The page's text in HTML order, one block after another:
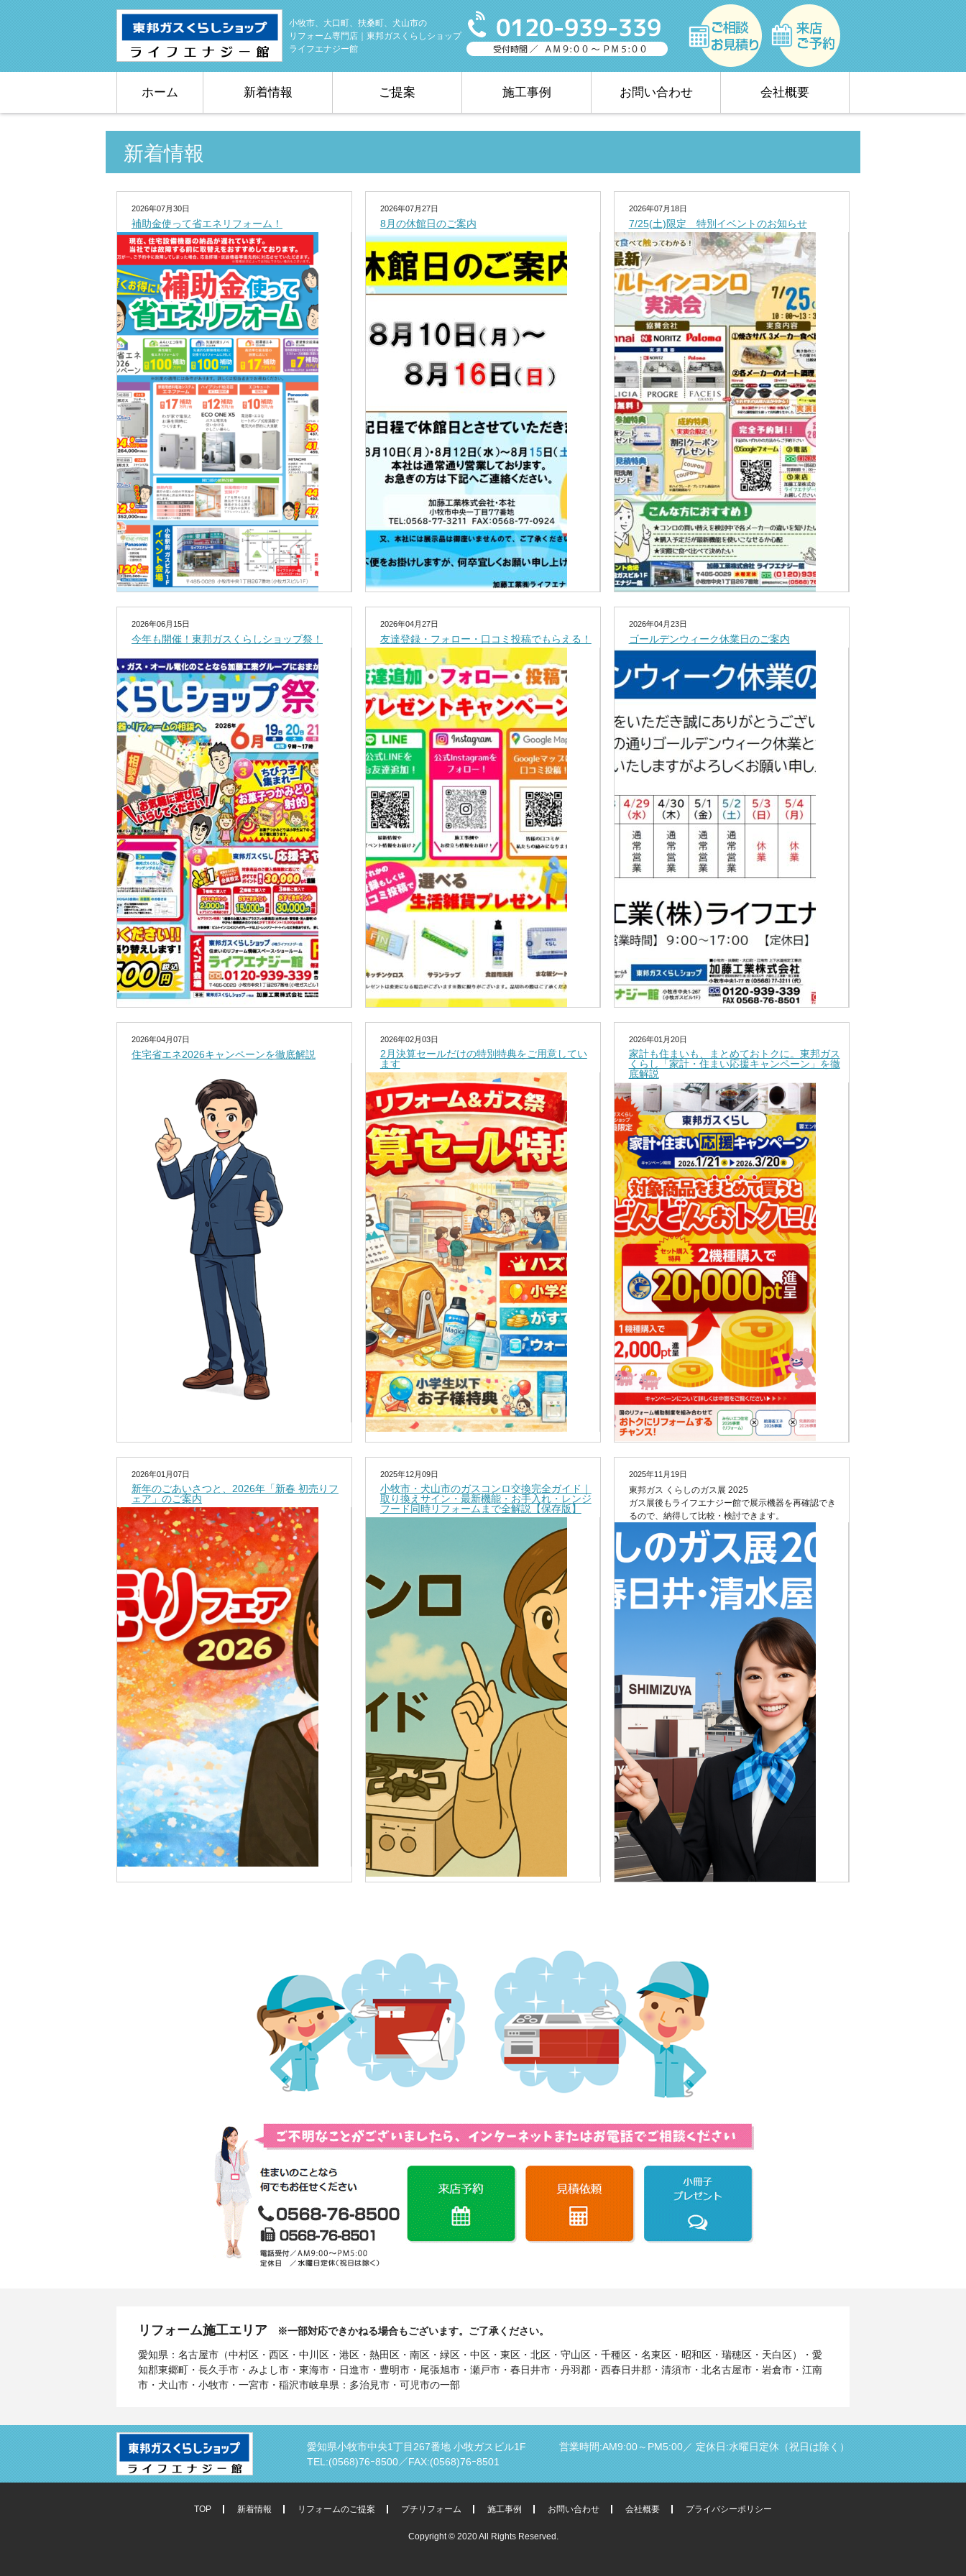
小牧市、大口町、扶桑町、犬山市の
リフォーム専門店｜東邦ガスくらしショップ
ライフエナジー館
ホーム 新着情報 ご提案 施工事例 お問い合わせ 会社概要
新着情報
2026年07月30日
補助金使って省エネリフォーム！
2026年07月27日
8月の休館日のご案内
2026年07月18日
7/25(土)限定 特別イベントのお知らせ
2026年06月15日
今年も開催！東邦ガスくらしショップ祭！
2026年04月27日
友達登録・フォロー・口コミ投稿でもらえる！
2026年04月23日
ゴールデンウィーク休業日のご案内
2026年04月07日
住宅省エネ2026キャンペーンを徹底解説
2026年02月03日
2月決算セールだけの特別特典をご用意してい
ます
2026年01月20日
家計も住まいも、まとめておトクに。東邦ガス
くらし「家計・住まい応援キャンペーン」を徹
底解説
2026年01月07日
新年のごあいさつと、2026年「新春 初売りフ
ェア」のご案内
2025年12月09日
小牧市・犬山市のガスコンロ交換完全ガイド｜
取り換えサイン・最新機能・お手入れ・レンジ
フード同時リフォームまで全解説【保存版】
2025年11月19日
東邦ガス くらしのガス展 2025
ガス展後もライフエナジー館で展示機器を再確認でき
るので、納得して比較・検討できます。
リフォーム施工エリア ※一部対応できかねる場合もございます。ご了承ください。
愛知県：名古屋市（中村区・西区・中川区・港区・熱田区・南区・緑区・中区・東区・北区・守山区・千種区・名東区・昭和区・瑞穂区・天白区）・愛
知郡東郷町・長久手市・みよし市・東海市・日進市・豊明市・尾張旭市・瀬戸市・春日井市・丹羽郡・西春日井郡・清須市・北名古屋市・岩倉市・江南
市・犬山市・小牧市・一宮市・稲沢市岐阜県：多治見市・可児市の一部
愛知県小牧市中央1丁目267番地 小牧ガスビル1F
TEL:(0568)76ｰ8500／FAX:(0568)76ｰ8501
営業時間:AM9:00～PM5:00／ 定休日:水曜日定休（祝日は除く）
TOP 新着情報 リフォームのご提案 プチリフォーム 施工事例 お問い合わせ 会社概要 プライバシーポリシー
Copyright © 2020 All Rights Reserved.